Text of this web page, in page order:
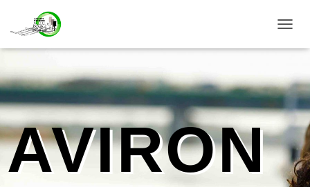
É
I
R
L
N
A
V
AVIRON